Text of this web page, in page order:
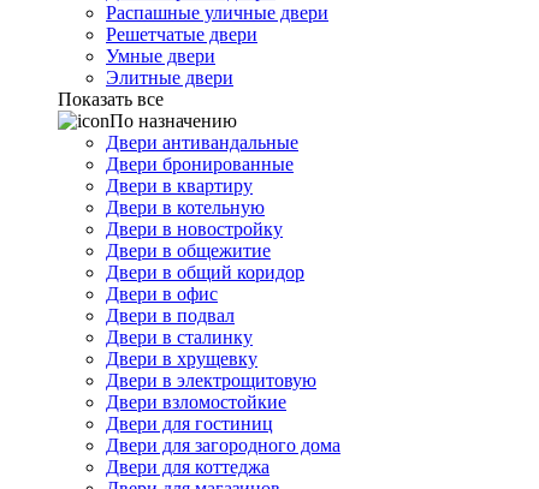
Распашные уличные двери
Решетчатые двери
Умные двери
Элитные двери
Показать все
По назначению
Двери антивандальные
Двери бронированные
Двери в квартиру
Двери в котельную
Двери в новостройку
Двери в общежитие
Двери в общий коридор
Двери в офис
Двери в подвал
Двери в сталинку
Двери в хрущевку
Двери в электрощитовую
Двери взломостойкие
Двери для гостиниц
Двери для загородного дома
Двери для коттеджа